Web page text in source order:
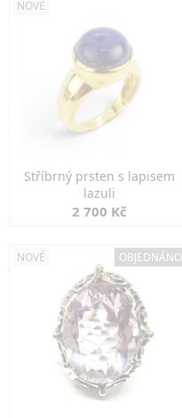
NOVÉ
Stříbrný prsten s lapisem
lazuli
2 700 Kč
NOVÉ OBJEDNÁNO